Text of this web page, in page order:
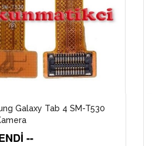
Galaxy Tab 4 SM-T530
--